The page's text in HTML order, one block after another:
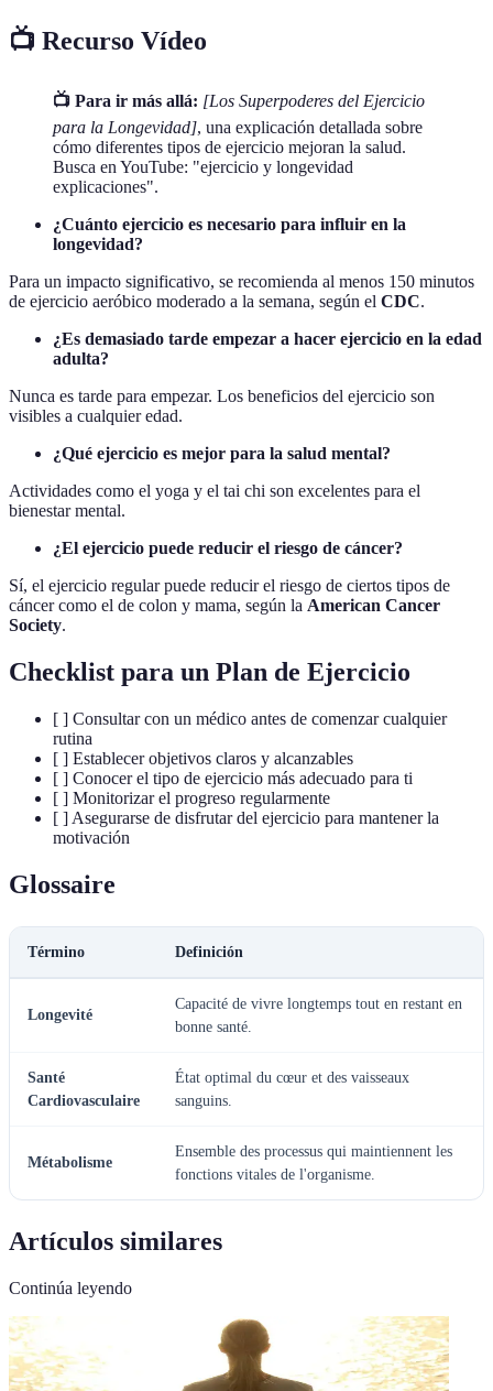
📺 Recurso Vídeo
📺 Para ir más allá: [Los Superpoderes del Ejercicio
para la Longevidad], una explicación detallada sobre
cómo diferentes tipos de ejercicio mejoran la salud.
Busca en YouTube: "ejercicio y longevidad
explicaciones".
¿Cuánto ejercicio es necesario para influir en la
longevidad?
Para un impacto significativo, se recomienda al menos 150 minutos
de ejercicio aeróbico moderado a la semana, según el CDC.
¿Es demasiado tarde empezar a hacer ejercicio en la edad
adulta?
Nunca es tarde para empezar. Los beneficios del ejercicio son
visibles a cualquier edad.
¿Qué ejercicio es mejor para la salud mental?
Actividades como el yoga y el tai chi son excelentes para el
bienestar mental.
¿El ejercicio puede reducir el riesgo de cáncer?
Sí, el ejercicio regular puede reducir el riesgo de ciertos tipos de
cáncer como el de colon y mama, según la American Cancer
Society.
Checklist para un Plan de Ejercicio
[ ] Consultar con un médico antes de comenzar cualquier
rutina
[ ] Establecer objetivos claros y alcanzables
[ ] Conocer el tipo de ejercicio más adecuado para ti
[ ] Monitorizar el progreso regularmente
[ ] Asegurarse de disfrutar del ejercicio para mantener la
motivación
Glossaire
Término Definición
Longevité
Capacité de vivre longtemps tout en restant en
bonne santé.
Santé
Cardiovasculaire
État optimal du cœur et des vaisseaux
sanguins.
Métabolisme
Ensemble des processus qui maintiennent les
fonctions vitales de l'organisme.
Artículos similares
Continúa leyendo